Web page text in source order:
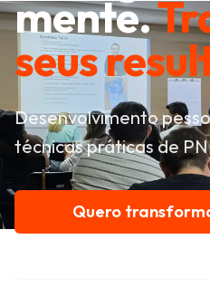
mente.
seus
Desenvolvimento
técnicas práticas de
Quero